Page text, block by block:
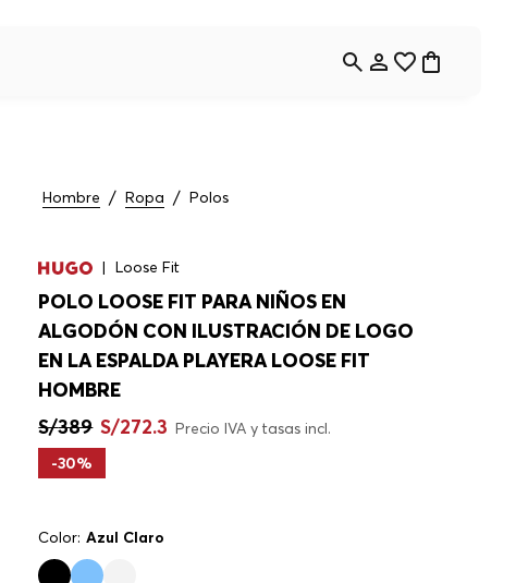
Hombre Ropa Polos
Loose Fit
POLO LOOSE FIT PARA NIÑOS EN
ALGODÓN CON ILUSTRACIÓN DE LOGO
EN LA ESPALDA PLAYERA LOOSE FIT
HOMBRE
S/389 S/272.3 Precio IVA y tasas incl.
-30%
Color: Azul Claro